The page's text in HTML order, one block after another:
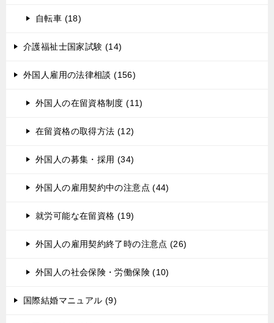
自転車 (18)
介護福祉士国家試験 (14)
外国人雇用の法律相談 (156)
外国人の在留資格制度 (11)
在留資格の取得方法 (12)
外国人の募集・採用 (34)
外国人の雇用契約中の注意点 (44)
就労可能な在留資格 (19)
外国人の雇用契約終了時の注意点 (26)
外国人の社会保険・労働保険 (10)
国際結婚マニュアル (9)